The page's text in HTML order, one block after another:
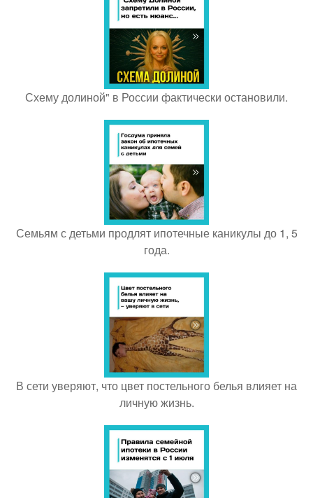
Схему долиной" в России фактически остановили.
Семьям с детьми продлят ипотечные каникулы до 1, 5
года.
В сети уверяют, что цвет постельного белья влияет на
личную жизнь.